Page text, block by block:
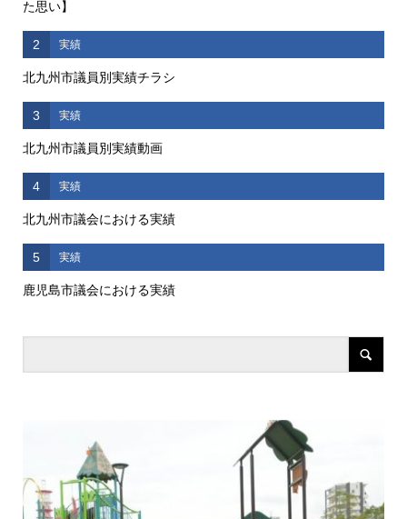
た思い】
2 実績
北九州市議員別実績チラシ
3 実績
北九州市議員別実績動画
4 実績
北九州市議会における実績
5 実績
鹿児島市議会における実績